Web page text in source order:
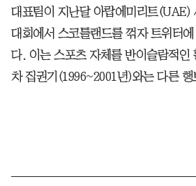
대표팀이 지난달 아랍에미리트(UAE)
대회에서 스코틀랜드를 꺾자 트위터
다. 이는 스포츠 자체를 반이슬람적인
차 집권기(1996~2001년)와는 다른